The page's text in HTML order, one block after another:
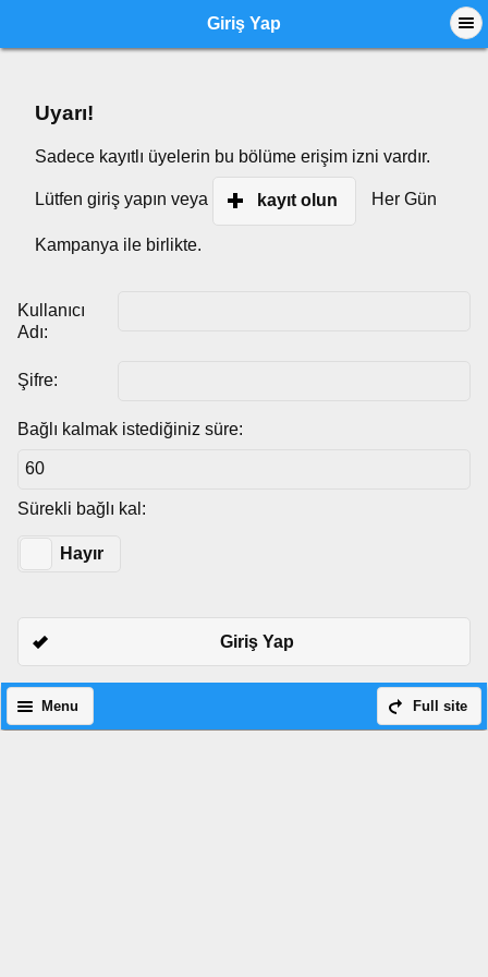
Giriş Yap
Uyarı!
Sadece kayıtlı üyelerin bu bölüme erişim izni vardır.
Lütfen giriş yapın veya kayıt olun Her Gün
Kampanya ile birlikte.
Kullanıcı
Adı:
Şifre:
Bağlı kalmak istediğiniz süre:
Sürekli bağlı kal:
Hayır
Giriş Yap
Full site
Menu